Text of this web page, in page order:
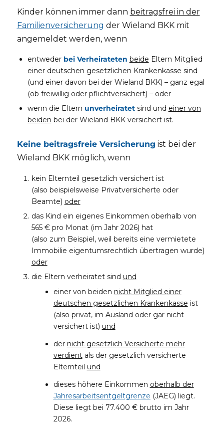
Kinder können immer dann beitragsfrei in der
Familienversicherung der Wieland BKK mit
angemeldet werden, wenn
entweder bei Verheirateten beide Eltern Mitglied
einer deutschen gesetzlichen Krankenkasse sind
(und einer davon bei der Wieland BKK) – ganz egal
(ob freiwillig oder pflichtversichert) – oder
wenn die Eltern unverheiratetsind und einer von
beiden bei der Wieland BKK versichert ist.
Keine beitragsfreie Versicherung ist bei der
Wieland BKK möglich, wenn
kein Elternteil gesetzlich versichert ist
(also beispielsweise Privatversicherte oder
Beamte) oder
das Kind ein eigenes Einkommen oberhalb von
565 € pro Monat (im Jahr 2026) hat
(also zum Beispiel, weil bereits eine vermietete
Immobilie eigentumsrechtlich übertragen wurde)
oder
die Eltern verheiratet sind und
einer von beiden nicht Mitglied einer
deutschen gesetzlichen Krankenkasse ist
(also privat, im Ausland oder gar nicht
versichert ist) und
der nicht gesetzlich Versicherte mehr
verdientals der gesetzlich versicherte
Elternteil und
dieses höhere Einkommen oberhalb der
Jahresarbeitsentgeltgrenze (JAEG) liegt.
Diese liegt bei 77.400 € brutto im Jahr
2026.